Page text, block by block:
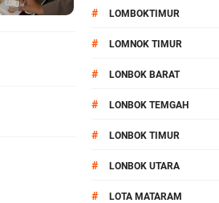
# LOMBOKTIMUR
# LOMNOK TIMUR
# LONBOK BARAT
# LONBOK TEMGAH
# LONBOK TIMUR
# LONBOK UTARA
# LOTA MATARAM